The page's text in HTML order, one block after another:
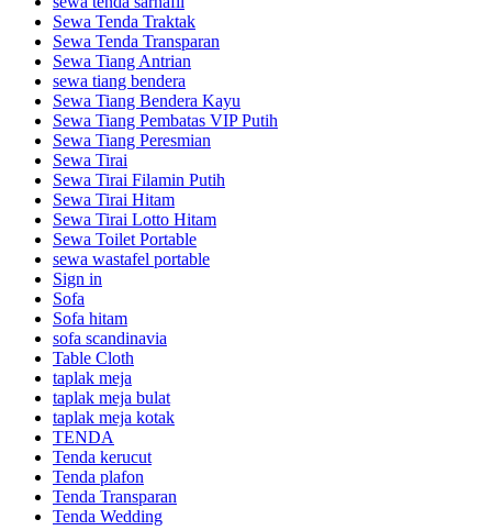
Sewa Tenda Traktak
Sewa Tenda Transparan
Sewa Tiang Antrian
sewa tiang bendera
Sewa Tiang Bendera Kayu
Sewa Tiang Pembatas VIP Putih
Sewa Tiang Peresmian
Sewa Tirai
Sewa Tirai Filamin Putih
Sewa Tirai Hitam
Sewa Tirai Lotto Hitam
Sewa Toilet Portable
sewa wastafel portable
Sign in
Sofa
Sofa hitam
sofa scandinavia
Table Cloth
taplak meja
taplak meja bulat
taplak meja kotak
TENDA
Tenda kerucut
Tenda plafon
Tenda Transparan
Tenda Wedding